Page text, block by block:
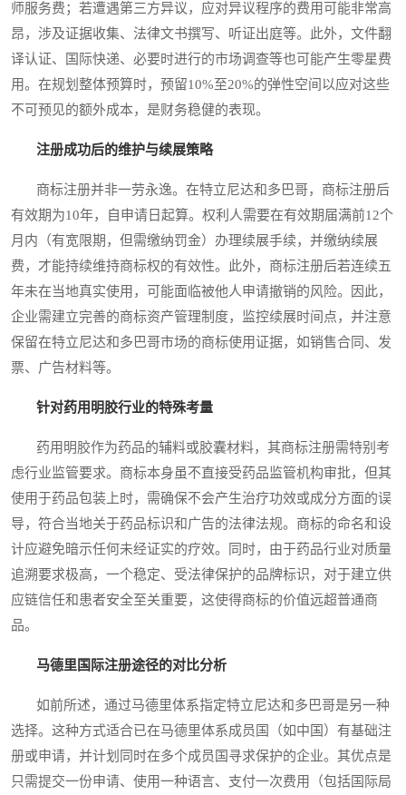
师服务费；若遭遇第三方异议，应对异议程序的费用可能非常高
昂，涉及证据收集、法律文书撰写、听证出庭等。此外，文件翻
译认证、国际快递、必要时进行的市场调查等也可能产生零星费
用。在规划整体预算时，预留10%至20%的弹性空间以应对这些
不可预见的额外成本，是财务稳健的表现。
注册成功后的维护与续展策略
商标注册并非一劳永逸。在特立尼达和多巴哥，商标注册后
有效期为10年，自申请日起算。权利人需要在有效期届满前12个
月内（有宽限期，但需缴纳罚金）办理续展手续，并缴纳续展
费，才能持续维持商标权的有效性。此外，商标注册后若连续五
年未在当地真实使用，可能面临被他人申请撤销的风险。因此，
企业需建立完善的商标资产管理制度，监控续展时间点，并注意
保留在特立尼达和多巴哥市场的商标使用证据，如销售合同、发
票、广告材料等。
针对药用明胶行业的特殊考量
药用明胶作为药品的辅料或胶囊材料，其商标注册需特别考
虑行业监管要求。商标本身虽不直接受药品监管机构审批，但其
使用于药品包装上时，需确保不会产生治疗功效或成分方面的误
导，符合当地关于药品标识和广告的法律法规。商标的命名和设
计应避免暗示任何未经证实的疗效。同时，由于药品行业对质量
追溯要求极高，一个稳定、受法律保护的品牌标识，对于建立供
应链信任和患者安全至关重要，这使得商标的价值远超普通商
品。
马德里国际注册途径的对比分析
如前所述，通过马德里体系指定特立尼达和多巴哥是另一种
选择。这种方式适合已在马德里体系成员国（如中国）有基础注
册或申请，并计划同时在多个成员国寻求保护的企业。其优点是
只需提交一份申请、使用一种语言、支付一次费用（包括国际局